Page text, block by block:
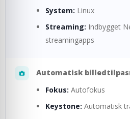
System: Linux
Streaming: Indbygget
streamingapps
Automatisk
Fokus: Autofokus
Keystone: Automatisk